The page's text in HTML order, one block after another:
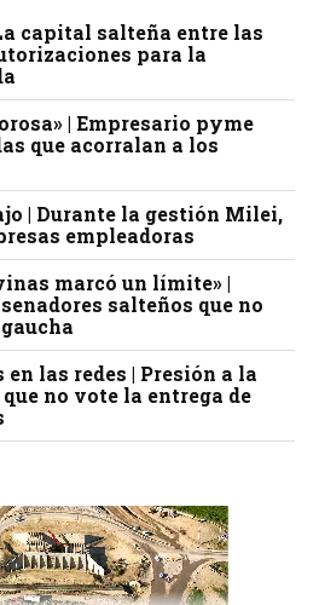
capital salteña entre las
para la
| Empresario pyme
que acorralan a los
| Durante la gestión Milei,
empleadoras
marcó un límite» |
salteños que no
las redes | Presión a la
no vote la entrega de